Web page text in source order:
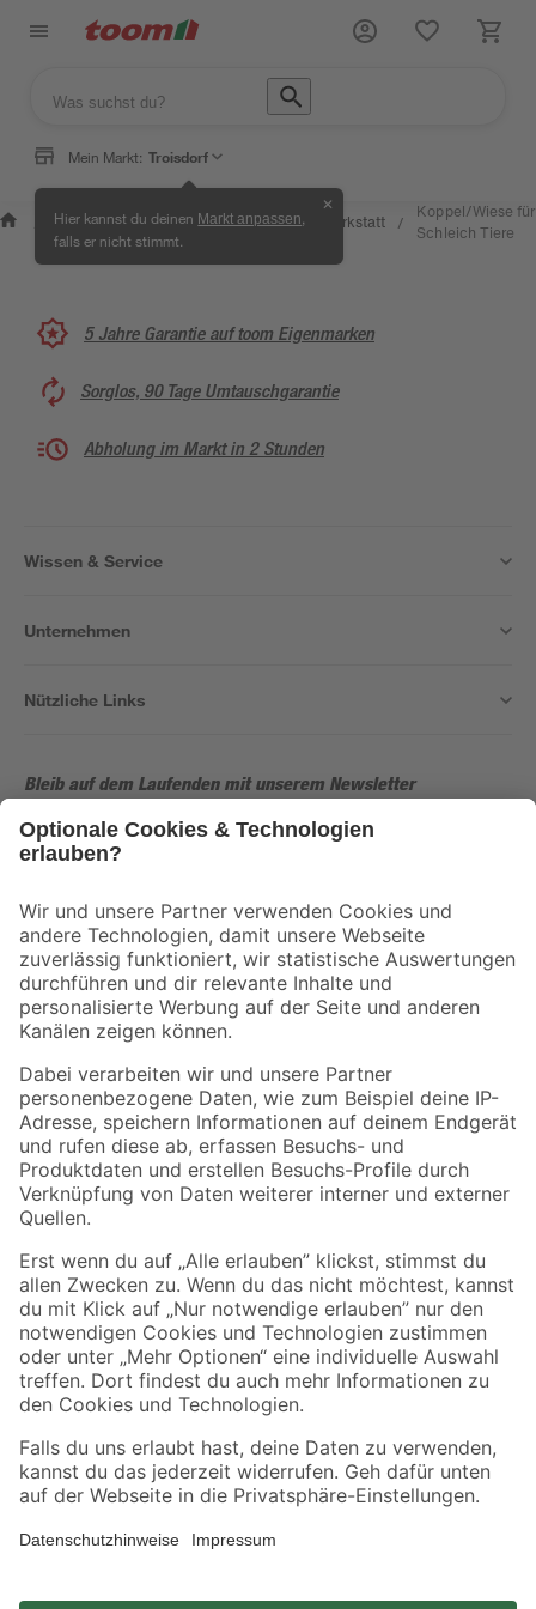
Mein Markt: Troisdorf
Hier kannst du deinen Markt anpassen
falls er nicht stimmt.
✕
Wissen &
Service
/
Selbermachen
& Ratgeber
/ Kreativwerkstatt /
Koppel/Wiese für
Schleich Tiere
5 Jahre Garantie auf toom Eigenmarken
Sorglos, 90 Tage Umtauschgarantie
Abholung im Markt in 2 Stunden
Wissen & Service
Unternehmen
Nützliche Links
Bleib auf dem Laufenden mit unserem Newsletter
Der toom Newsletter: Keine Angebote und Aktionen mehr verpassen!
Folge uns
Zahlungsarten Versandarten
Sicher einkaufen
Jetzt die toom-App herunterladen
Alle Preisangaben in EUR inkl. gesetzl. MwSt.. Die dargestellten Angebote sind unter
Umständen nicht in allen Märkten verfügbar. Die angegebenen Verfügbarkeiten beziehen
sich auf den unter "Mein Markt" ausgewählten toom Baumarkt. Alle Angebote und
*Paketversand ab 59 € versandkostenfrei, gilt nicht für Artikel mit Speditionsversand, hier
fallen zusätzliche Versandkosten an.